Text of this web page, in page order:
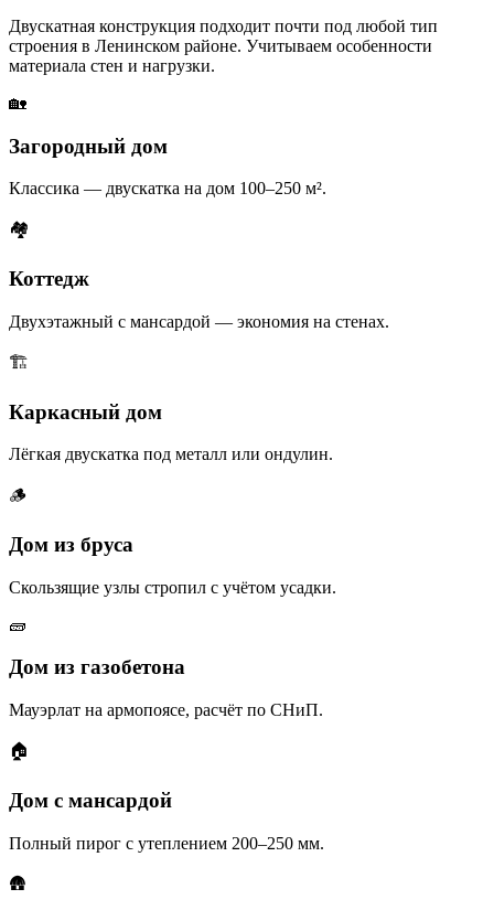
Двускатная конструкция подходит почти под любой тип
строения в Ленинском районе. Учитываем особенности
материала стен и нагрузки.
🏡
Загородный дом
Классика — двускатка на дом 100–250 м².
🏘
Коттедж
Двухэтажный с мансардой — экономия на стенах.
🏗
Каркасный дом
Лёгкая двускатка под металл или ондулин.
🪵
Дом из бруса
Скользящие узлы стропил с учётом усадки.
🧱
Дом из газобетона
Мауэрлат на армопоясе, расчёт по СНиП.
🏠
Дом с мансардой
Полный пирог с утеплением 200–250 мм.
🛖